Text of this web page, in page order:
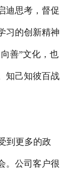
迪思考，督促
习的创新精神
善”文化，也
知己知彼百战
到更多的政
。公司客户很